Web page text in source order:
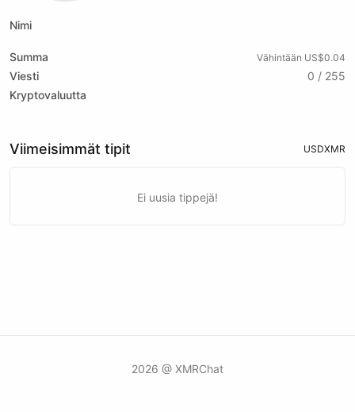
Nimi
Summa Vähintään US$0.04
Viesti
0 / 255
Kryptovaluutta
Viimeisimmät tipit USDXMR
Ei uusia tippejä!
2026 @ XMRChat